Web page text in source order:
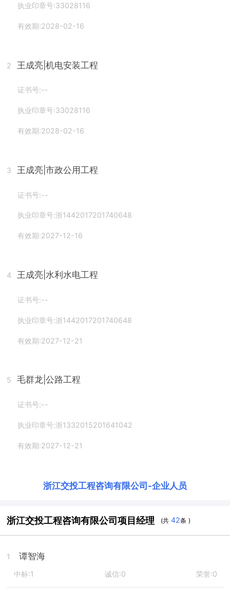
执业印章号:33028116
有效期:2028-02-16
2 王成亮 |机电安装工程
证书号:--
执业印章号:33028116
有效期:2028-02-16
3 王成亮 |市政公用工程
证书号:--
执业印章号:浙1442017201740648
有效期:2027-12-16
4 王成亮 |水利水电工程
证书号:--
执业印章号:浙1442017201740648
有效期:2027-12-21
5 毛群龙 |公路工程
证书号:--
执业印章号:浙1332015201641042
有效期:2027-12-21
浙江交投工程咨询有限公司 -企业人员
浙江交投工程咨询有限公司项目经理 (共42条 )
1 谭智海
中标:1 诚信:0 荣誉:0